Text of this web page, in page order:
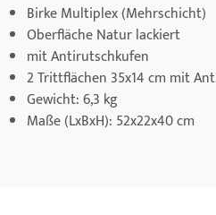
Birke Multiplex (Mehrschicht)
Oberfläche Natur lackiert
mit Antirutschkufen
2 Trittflächen 35x14 cm mit
Gewicht: 6,3 kg
Maße (LxBxH): 52x22x40 cm